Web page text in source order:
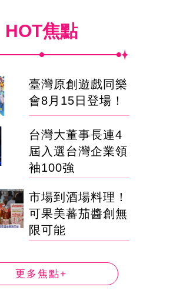
HOT焦點
臺灣原創遊戲同樂
會8月15日登場！
台灣大董事長連4
屆入選台灣企業領
袖100強
市場到酒場料理！
可果美蕃茄醬創無
限可能
更多焦點+